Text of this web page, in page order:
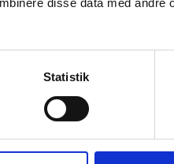
disse data med andre
Statistik
Navnet